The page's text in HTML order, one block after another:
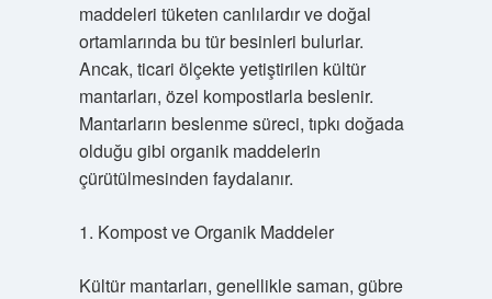
maddeleri tüketen canlılardır ve doğal
ortamlarında bu tür besinleri bulurlar.
Ancak, ticari ölçekte yetiştirilen kültür
mantarları, özel kompostlarla beslenir.
Mantarların beslenme süreci, tıpkı doğada
olduğu gibi organik maddelerin
çürütülmesinden faydalanır.
1. Kompost ve Organik Maddeler
Kültür mantarları, genellikle saman, gübre